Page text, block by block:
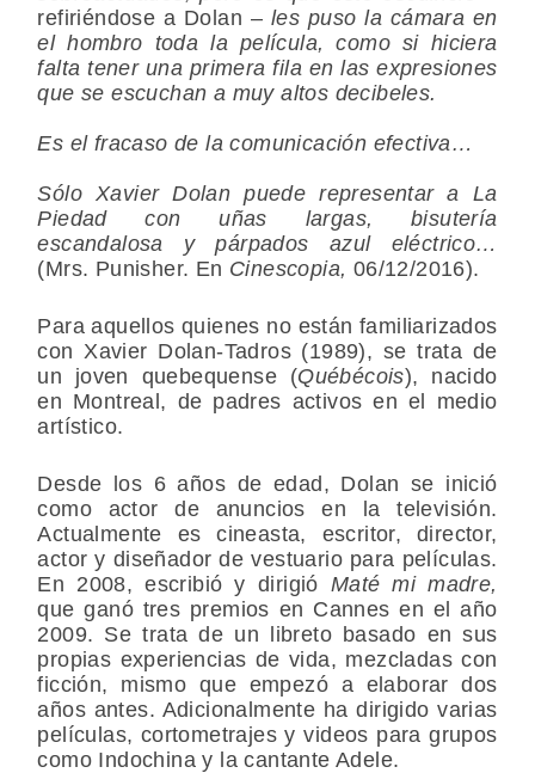
refiriéndose a Dolan – les puso la cámara en
el hombro toda la película, como si hiciera
falta tener una primera fila en las expresiones
que se escuchan a muy altos decibeles.
Es el fracaso de la comunicación efectiva…
SóloXavier Dolan puede representar a La
Piedad con uñas largas, bisutería
escandalosa y párpados azul eléctrico…
(Mrs. Punisher. En Cinescopia, 06/12/2016).
Para aquellos quienes no están familiarizados
con Xavier Dolan-Tadros (1989), se trata de
un joven quebequense (Québécois), nacido
en Montreal, de padres activos en el medio
artístico.
Desde los 6 años de edad, Dolan se inició
como actor de anuncios en la televisión.
Actualmente es cineasta, escritor, director,
actor y diseñador de vestuario para películas.
En 2008, escribió y dirigió Maté mi madre,
que ganó tres premios en Cannes en el año
2009. Se trata de un libreto basado en sus
propias experiencias de vida, mezcladas con
ficción, mismo que empezó a elaborar dos
años antes. Adicionalmente ha dirigido varias
películas, cortometrajes y videos para grupos
como Indochina y la cantante Adele.